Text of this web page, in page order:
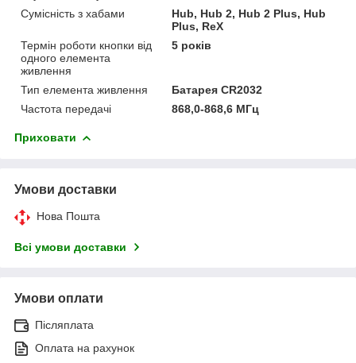
Сумісність з хабами
Hub, Hub 2, Hub 2 Plus, Hub
Plus, ReX
Термін роботи кнопки від
одного елемента
живлення
5 років
Тип елемента живлення
Батарея CR2032
Частота передачі
868,0-868,6 МГц
Приховати
Умови доставки
Нова Пошта
Всі умови доставки
Умови оплати
Післяплата
Оплата на рахунок